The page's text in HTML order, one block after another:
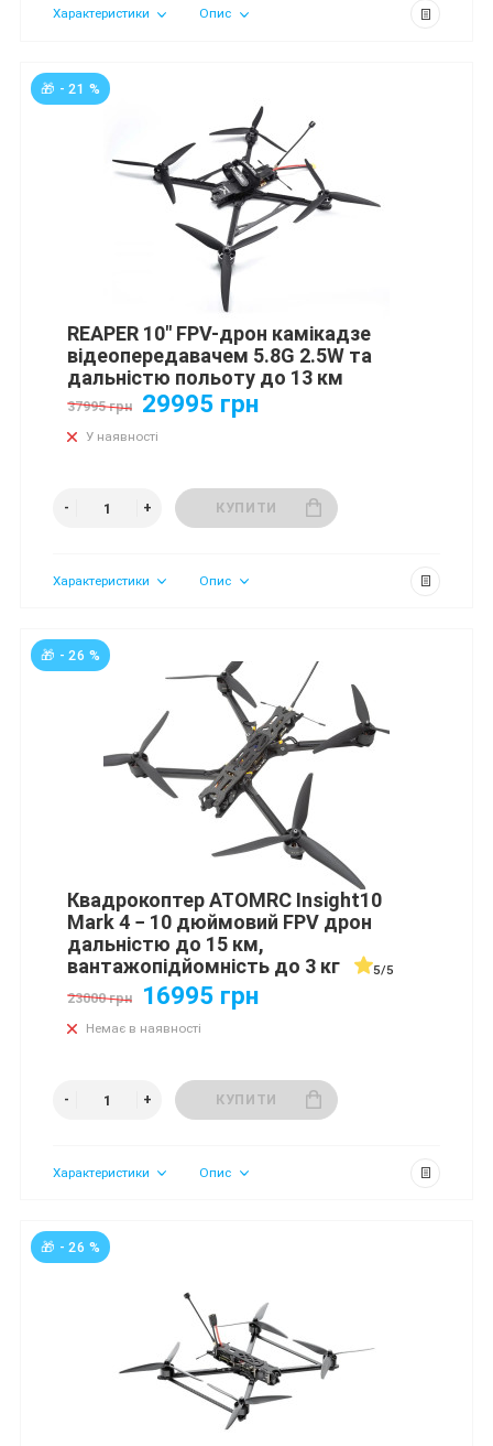
Характеристики Опис
🎁 - 21 %
REAPER 10" FPV-дрон камікадзе
відеопередавачем 5.8G 2.5W та
дальністю польоту до 13 км
37995 грн 29995 грн
У наявності
КУПИТИ
Характеристики Опис
🎁 - 26 %
Квадрокоптер ATOMRC Insight10
Mark 4 − 10 дюймовий FPV дрон
дальністю до 15 км,
вантажопідйомність до 3 кг
5/5
23000 грн 16995 грн
Немає в наявності
КУПИТИ
Характеристики Опис
🎁 - 26 %